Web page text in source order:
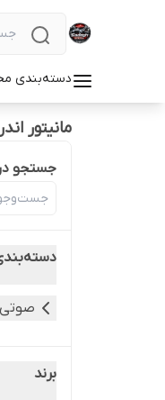
دسته‌بندی
مانیتور
جستجو
برند